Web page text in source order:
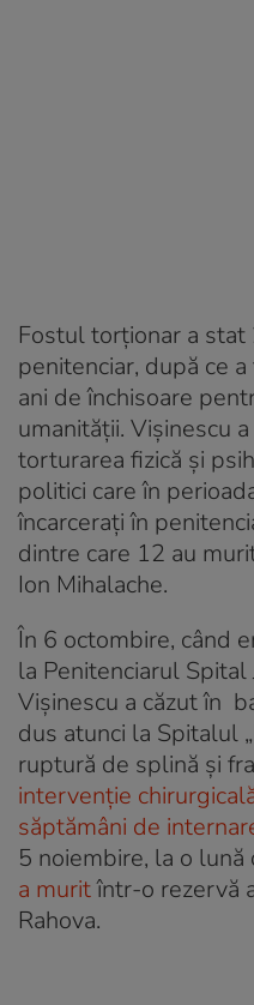
Fostul torționar a stat
penitenciar, după ce
ani de închisoare
umanității. Vișinescu
torturarea fizică și
politici care în
încarcerați în
dintre care 12 au
Ion Mihalache.
În 6 octombire, când
la Penitenciarul Spital
Vișinescu a căzut în
dus atunci la Spitalul
ruptură de splină și
intervenție
săptămâni de
5 noiembire, la o lună
a muritîntr-o rezervă
Rahova.